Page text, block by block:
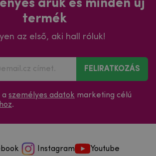
termék
az első, aki hall róluk!
FELIRATKOZÁS
aszemélyes adatokmarketing célú
.